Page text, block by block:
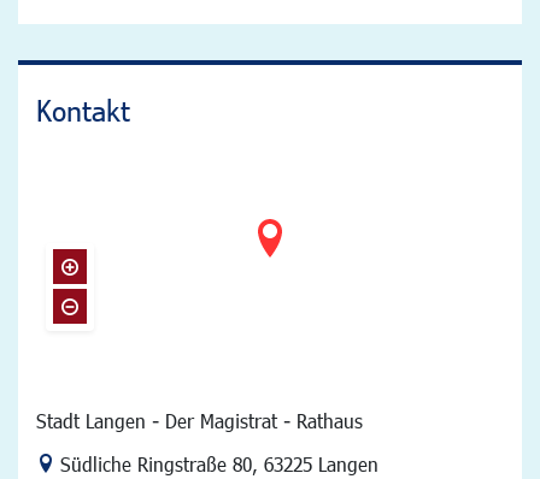
Kontakt
Stadt Langen - Der Magistrat - Rathaus
Link zur Google-Maps Navigation
Südliche Ringstraße 80, 63225 Langen